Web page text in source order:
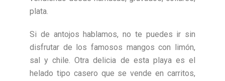
plata.
Si de antojos hablamos, no te puedes ir sin
disfrutar de los famosos mangos con limón,
sal y chile. Otra delicia de esta playa es el
helado tipo casero que se vende en carritos,